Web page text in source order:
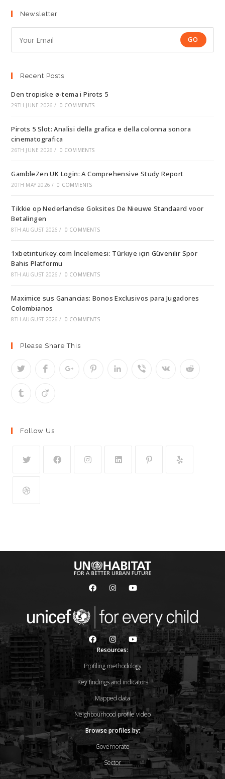
Newsletter
GO
Recent Posts
Den tropiske ø-tema i Pirots 5
29TH JUNE 2026 / 0 COMMENTS
Pirots 5 Slot: Analisi della grafica e della colonna sonora
cinematografica
26TH JUNE 2026 / 0 COMMENTS
GambleZen UK Login: A Comprehensive Study Report
20TH MAY 2026 / 0 COMMENTS
Tikkie op Nederlandse Goksites De Nieuwe Standaard voor
Betalingen
8TH AUGUST 2026 / 0 COMMENTS
1xbetinturkey.com İncelemesi: Türkiye için Güvenilir Spor
Bahis Platformu
8TH AUGUST 2026 / 0 COMMENTS
Maximice sus Ganancias: Bonos Exclusivos para Jugadores
Colombianos
8TH AUGUST 2026 / 0 COMMENTS
Please Share This
Follow Us
Resources:
Profiling methodology
Key findings and indicators
Mapped data
Neighbourhood profile video
Browse profiles by:
Governorate
Sector